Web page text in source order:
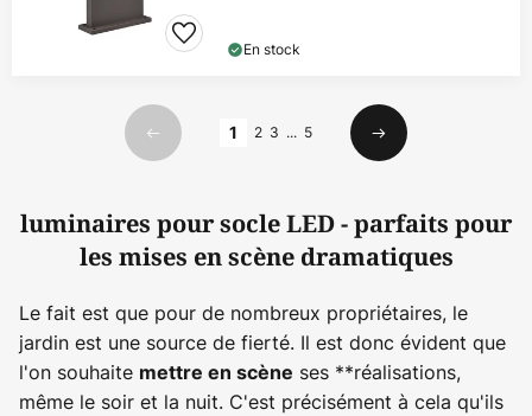
En stock
Précédent
1 2 3 ... 5
Suivant
luminaires pour socle LED - parfaits pour
les mises en scène dramatiques
Le fait est que pour de nombreux propriétaires, le
jardin est une source de fierté. Il est donc évident que
l'on souhaite mettre en scène ses **réalisations,
même le soir et la nuit. C'est précisément à cela qu'ils